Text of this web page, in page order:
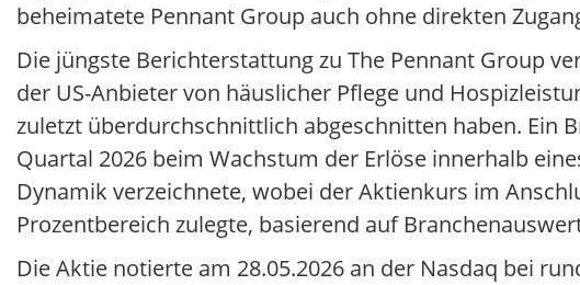
beheimatete Pennant Group auch ohne direkten
Die jüngste Berichterstattung zu The Pennant Group
der US-Anbieter von häuslicher Pflege und
zuletzt überdurchschnittlich abgeschnitten haben. Ein
Quartal 2026 beim Wachstum der Erlöse innerhalb
Dynamik verzeichnete, wobei der Aktienkurs im
Prozentbereich zulegte, basierend auf
Die Aktie notierte am 28.05.2026 an der Nasdaq bei